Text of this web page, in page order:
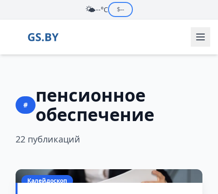
🌤️--°C $--
#
пенсионное
обеспечение
22 публикаций
Калейдоскоп